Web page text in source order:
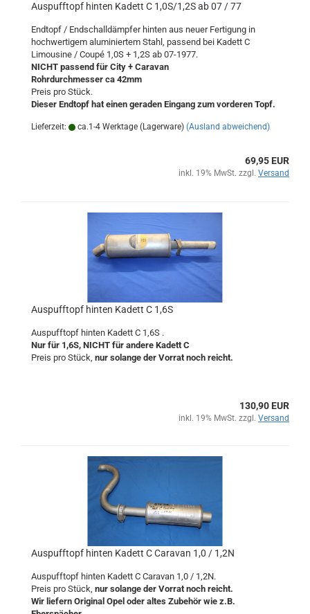
Auspufftopf hinten Kadett C 1,0S/1,2S ab 07 / 77
Endtopf / Endschalldämpfer hinten aus neuer Fertigung in
hochwertigem aluminiertem Stahl, passend bei Kadett C
Limousine / Coupé 1,0S + 1,2S ab 07-1977.
NICHT passend für City + Caravan
Rohrdurchmesser ca 42mm
Preis pro Stück.
Dieser Endtopf hat einen geraden Eingang zum vorderen Topf.
Lieferzeit: ca.1-4 Werktage (Lagerware) (Ausland abweichend)
69,95 EUR
inkl. 19% MwSt. zzgl. Versand
Auspufftopf hinten Kadett C 1,6S
Auspufftopf hinten Kadett C 1,6S .
Nur für 1,6S, NICHT für andere Kadett C
Preis pro Stück, nur solange der Vorrat noch reicht.
130,90 EUR
inkl. 19% MwSt. zzgl. Versand
Auspufftopf hinten Kadett C Caravan 1,0 / 1,2N
Auspufftopf hinten Kadett C Caravan 1,0 / 1,2N.
Preis pro Stück, nur solange der Vorrat noch reicht.
Wir liefern Original Opel oder altes Zubehör wie z.B.